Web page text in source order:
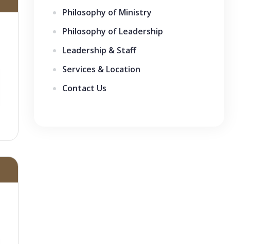
Philosophy of Ministry
Philosophy of Leadership
Leadership & Staff
Services & Location
Contact Us